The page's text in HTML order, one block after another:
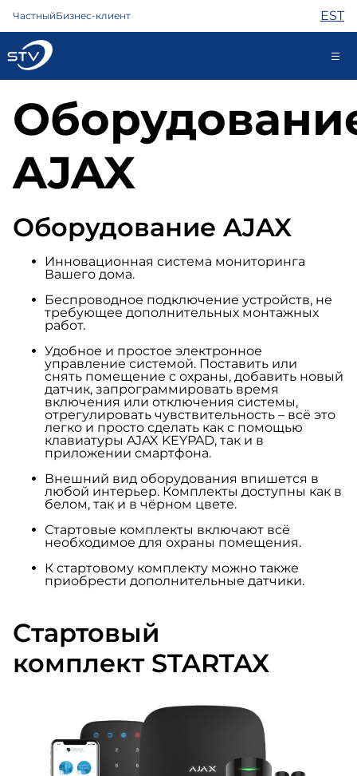
ЧастныйБизнес-клиент EST
kontakt@stv.ee
Самообслуживание
ТВ
Телефон
Охрана
Помощь
Магазин
Контакты
Новости
AJAX
Оборудование AJAX
Инновационная система мониторинга
Вашего дома.
Беспроводное подключение устройств, не
требующее дополнительных монтажных
работ.
Удобное и простое электронное
управление системой. Поставить или
снять помещение с охраны, добавить новый
датчик, запрограммировать время
включения или отключения системы,
отрегулировать чувствительность – всё это
легко и просто сделать как с помощью
клавиатуры AJAX KEYPAD, так и в
приложении смартфона.
Внешний вид оборудования впишется в
любой интерьер. Комплекты доступны как в
белом, так и в чёрном цвете.
Стартовые комплекты включают всё
необходимое для охраны помещения.
К стартовому комплекту можно также
приобрести дополнительные датчики.
Стартовый
комплект STARTAX